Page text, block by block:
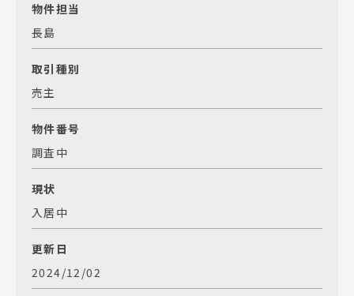
物件担当
長島
取引種別
売主
物件番号
調査中
現状
入居中
更新日
2024/12/02